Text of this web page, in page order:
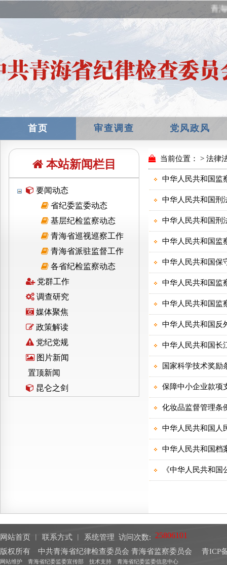
青
首页 审查调查 党风政风
本站新闻栏目
要闻动态
省纪委监委动态
基层纪检监察动态
青海省巡视巡察工作
青海省派驻监督工作
各省纪检监察动态
党群工作
调查研究
媒体聚焦
政策解读
党纪党规
图片新闻
置顶新闻
昆仑之剑
网站首页 联系方式 系统管理 访问次数:
版权所有 中共青海省纪律检查委员会 青海省监察委员会
青ICP
网站维护 青海省纪委监委宣传部 技术支持 青海省纪委监委信息中心